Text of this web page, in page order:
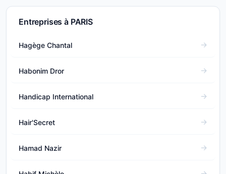
Entreprises à PARIS
Hagège Chantal
Habonim Dror
Handicap International
Hair'Secret
Hamad Nazir